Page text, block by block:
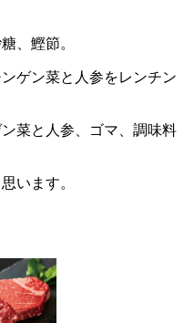
、鰹節。
ゲン菜と人参をレンチン
菜と人参、ゴマ、調味料
います。